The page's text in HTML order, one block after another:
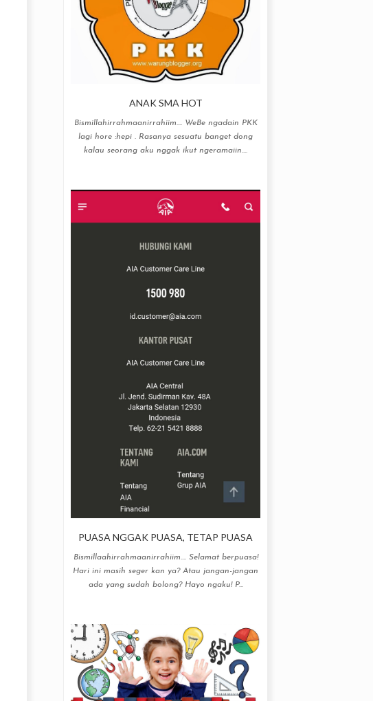
ANAK SMA HOT
Bismillahirrahmaanirrahiim…. WeBe ngadain PKK
lagi hore :hepi . Rasanya sesuatu banget dong
kalau seorang aku nggak ikut ngeramaiin....
PUASA NGGAK PUASA, TETAP PUASA
Bismillaahirrahmaanirrahiim.... Selamat berpuasa!
Hari ini masih seger kan ya? Atau jangan-jangan
ada yang sudah bolong? Hayo ngaku! P...